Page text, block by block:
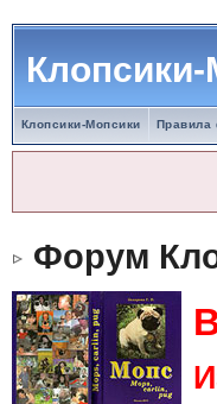
Клопсики-Мопсики Правила
Форум